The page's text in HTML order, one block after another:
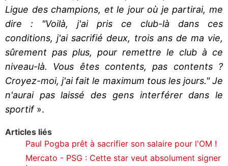
Ligue des champions, et le jour où je partirai, me
dire : "Voilà, j'ai pris ce club-là dans ces
conditions, j'ai sacrifié deux, trois ans de ma vie,
sûrement pas plus, pour remettre le club à ce
niveau-là. Vous êtes contents, pas contents ?
Croyez-moi, j'ai fait le maximum tous les jours." Je
n'aurai pas laissé des gens interférer dans le
sportif».
Articles liés
Paul Pogba prêt à sacrifier son salaire pour l'OM !
Mercato - PSG : Cette star veut absolument signer